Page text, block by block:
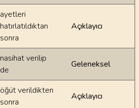
ayetleri
hatırlatıldıktan
sonra
Açıklayıcı
nasihat verilip
de
Geleneksel
öğüt verildikten
sonra
Açıklayıcı